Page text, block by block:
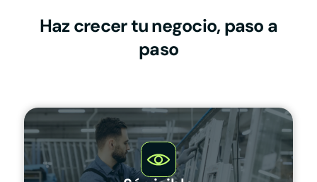
Haz crecer tu negocio, paso a
paso